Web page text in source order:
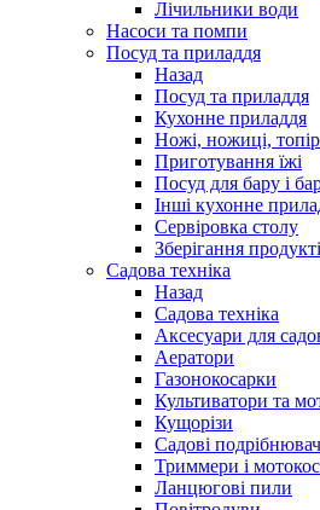
Лічильники води
Насоси та помпи
Посуд та приладдя
Назад
Посуд та приладдя
Кухонне приладдя
Ножі, ножиці,
Приготування їжі
Посуд для бару і
Інші кухонне
Сервіровка столу
Зберігання
Садова техніка
Назад
Садова техніка
Аксесуари для
Аератори
Газонокосарки
Культиватори та
Кущорізи
Садові
Триммери і
Ланцюгові пили